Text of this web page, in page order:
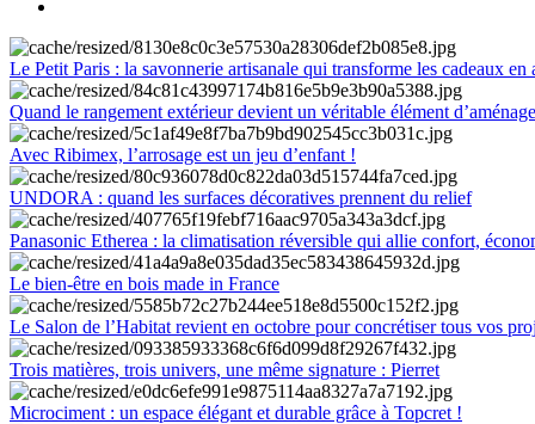
Le Petit Paris : la savonnerie artisanale qui transforme les cadeaux en
Quand le rangement extérieur devient un véritable élément
Avec Ribimex, l’arrosage est un jeu d’enfant !
UNDORA : quand les surfaces décoratives prennent du relief
Panasonic Etherea : la climatisation réversible qui allie confort,
Le bien-être en bois made in France
Le Salon de l’Habitat revient en octobre pour concrétiser tous vos
Trois matières, trois univers, une même signature : Pierret
Microciment : un espace élégant et durable grâce à Topcret !